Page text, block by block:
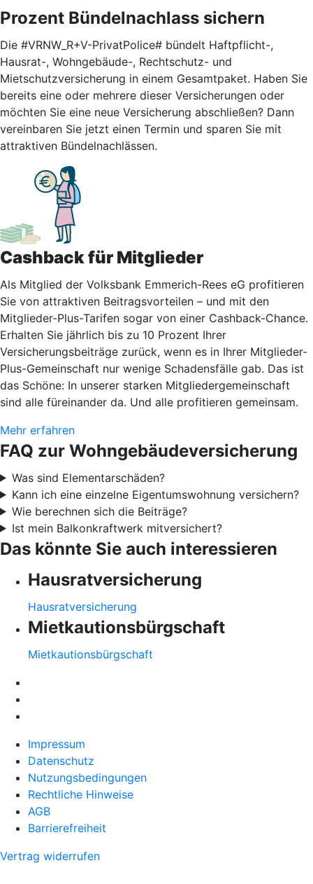
Prozent Bündelnachlass sichern
Die #VRNW_R+V-PrivatPolice# bündelt Haftpflicht-,
Hausrat-, Wohngebäude-, Rechtschutz- und
Mietschutzversicherung in einem Gesamtpaket. Haben Sie
bereits eine oder mehrere dieser Versicherungen oder
möchten Sie eine neue Versicherung abschließen? Dann
vereinbaren Sie jetzt einen Termin und sparen Sie mit
attraktiven Bündelnachlässen.
Cashback für Mitglieder
Als Mitglied der Volksbank Emmerich-Rees eG profitieren
Sie von attraktiven Beitragsvorteilen – und mit den
Mitglieder-Plus-Tarifen sogar von einer Cashback-Chance.
Erhalten Sie jährlich bis zu 10 Prozent Ihrer
Versicherungsbeiträge zurück, wenn es in Ihrer Mitglieder-
Plus-Gemeinschaft nur wenige Schadensfälle gab. Das ist
das Schöne: In unserer starken Mitgliedergemeinschaft
sind alle füreinander da. Und alle profitieren gemeinsam.
Mehr erfahren
FAQ zur Wohngebäudeversicherung
Was sind Elementarschäden?
Kann ich eine einzelne Eigentumswohnung versichern?
Wie berechnen sich die Beiträge?
Ist mein Balkonkraftwerk mitversichert?
Das könnte Sie auch interessieren
Hausratversicherung
Hausratversicherung
Mietkautionsbürgschaft
Mietkautionsbürgschaft
Impressum
Datenschutz
Nutzungsbedingungen
Rechtliche Hinweise
AGB
Barrierefreiheit
Vertrag widerrufen